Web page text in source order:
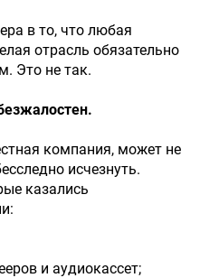
в то, что любая
отрасль обязательно
Это не так.
компания, может не
исчезнуть.
казались
и аудиокассет;